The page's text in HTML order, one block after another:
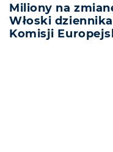
Miliony na
Włoski
Komisji